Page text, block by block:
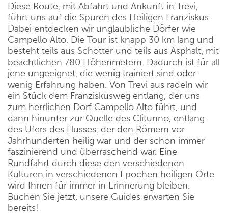
Diese Route, mit Abfahrt und Ankunft in Trevi,
führt uns auf die Spuren des Heiligen Franziskus.
Dabei entdecken wir unglaubliche Dörfer wie
Campello Alto. Die Tour ist knapp 30 km lang und
besteht teils aus Schotter und teils aus Asphalt, mit
beachtlichen 780 Höhenmetern. Dadurch ist für all
jene ungeeignet, die wenig trainiert sind oder
wenig Erfahrung haben. Von Trevi aus radeln wir
ein Stück dem Franziskusweg entlang, der uns
zum herrlichen Dorf Campello Alto führt, und
dann hinunter zur Quelle des Clitunno, entlang
des Ufers des Flusses, der den Römern vor
Jahrhunderten heilig war und der schon immer
faszinierend und überraschend war. Eine
Rundfahrt durch diese den verschiedenen
Kulturen in verschiedenen Epochen heiligen Orte
wird Ihnen für immer in Erinnerung bleiben.
Buchen Sie jetzt, unsere Guides erwarten Sie
bereits!